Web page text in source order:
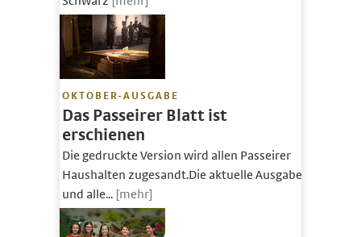
OKTOBER-AUSGABE
Das Passeirer Blatt ist
erschienen
Die gedruckte Version wird allen Passeirer
Haushalten zugesandt.Die aktuelle Ausgabe
und alle... [mehr]